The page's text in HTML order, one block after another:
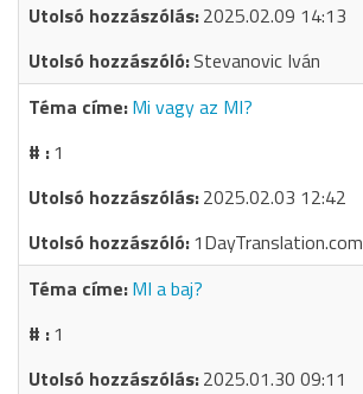
2025.02.09 14:13
Stevanovic Iván
Mi vagy az MI?
1
2025.02.03 12:42
1DayTranslation.com
MI a baj?
1
2025.01.30 09:11